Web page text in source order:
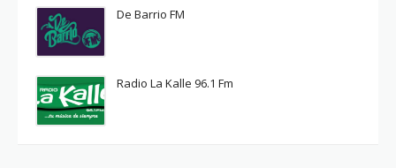
De Barrio FM
Radio La Kalle 96.1 Fm